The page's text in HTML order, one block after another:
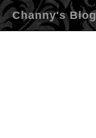
Channy's Blog